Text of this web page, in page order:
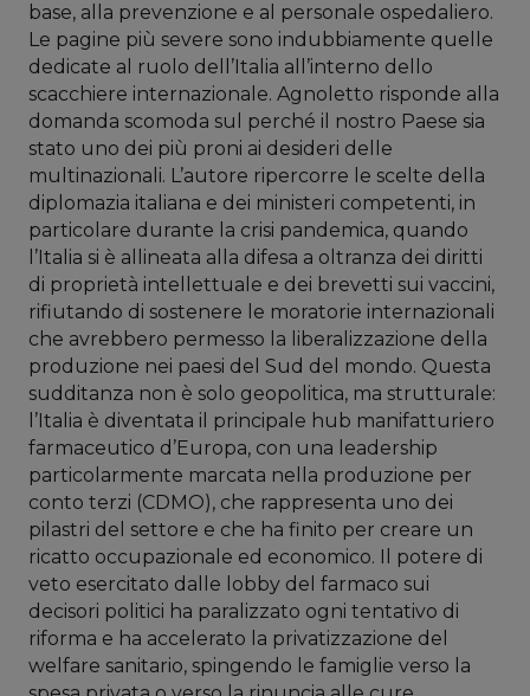
base, alla prevenzione e al personale ospedaliero.
Le pagine più severe sono indubbiamente quelle
dedicate al ruolo dell’Italia all’interno dello
scacchiere internazionale. Agnoletto risponde alla
domanda scomoda sul perché il nostro Paese sia
stato uno dei più proni ai desideri delle
multinazionali. L’autore ripercorre le scelte della
diplomazia italiana e dei ministeri competenti, in
particolare durante la crisi pandemica, quando
l’Italia si è allineata alla difesa a oltranza dei diritti
di proprietà intellettuale e dei brevetti sui vaccini,
rifiutando di sostenere le moratorie internazionali
che avrebbero permesso la liberalizzazione della
produzione nei paesi del Sud del mondo. Questa
sudditanza non è solo geopolitica, ma strutturale:
l’Italia è diventata il principale hub manifatturiero
farmaceutico d’Europa, con una leadership
particolarmente marcata nella produzione per
conto terzi (CDMO), che rappresenta uno dei
pilastri del settore e che ha finito per creare un
ricatto occupazionale ed economico. Il potere di
veto esercitato dalle lobby del farmaco sui
decisori politici ha paralizzato ogni tentativo di
riforma e ha accelerato la privatizzazione del
welfare sanitario, spingendo le famiglie verso la